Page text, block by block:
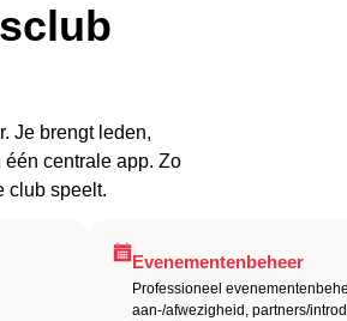
Je brengt leden,
centrale app. Zo
club speelt.
Evenementenbeheer
Professioneel
aan-/afwezigheid, partners/